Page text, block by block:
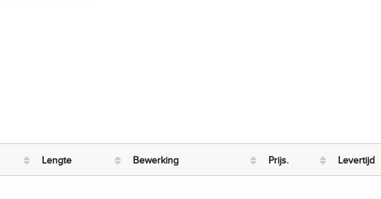
Lengte Bewerking Prijs. Levertijd